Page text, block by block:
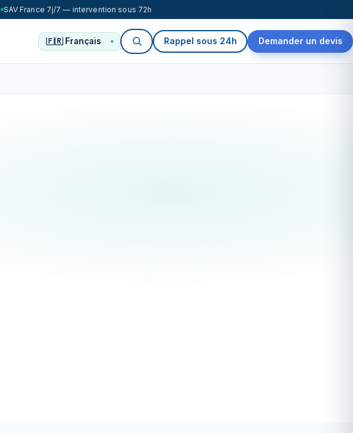
SAV France 7j/7 — intervention sous 72h
Rappel sous 24h Demander un devis